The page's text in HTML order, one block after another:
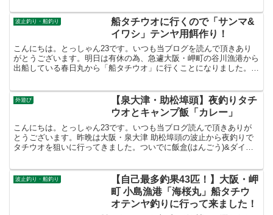
波止釣り・船釣り
船タチウオに行くので「サンマ&
イワシ」テンヤ用餌作り！
こんにちは。とっしゃん23です。いつも当ブログを読んで頂きあり
がとうございます。明日は有休の為、急遽大阪・岬町の谷川漁港から
出船している春日丸から「船タチウオ」に行くことになりました。台
外遊び
【泉大津・助松埠頭】夜釣りタチ
ウオとキャンプ飯「カレー」
こんにちは。とっしゃん23です。いつも当ブログ読んで頂きありが
とうございます。昨晩は大阪・泉大津 助松埠頭の波止から夜釣りで
タチウオを狙いに行ってきました。ついでに飯盒(はんごう)&ダイソ
波止釣り・船釣り
【自己最多釣果43匹！】大阪・岬
町 小島漁港「海桜丸」船タチウ
オテンヤ釣りに行って来ました！